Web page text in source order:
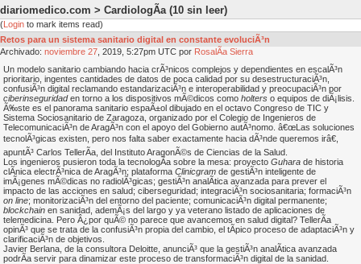
diariomedico.com > CardiologÃ­a (10 sin leer)
(Login to mark items read)
Retos para un sistema sanitario digital en constante evoluciÃ³n
Archivado: noviembre 27 , 2019, 5:27pm UTC por RosalÃ­a Sierra
Un modelo sanitario cambiando hacia crÃ³nicos complejos y dependientes en escalÃ³n
prioritario, ingentes cantidades de datos de poca calidad por su desestructuraciÃ³n,
confusiÃ³n digital reclamando estandarizaciÃ³n e interoperabilidad y preocupaciÃ³n por
ciberinseguridaden torno a los dispositivos mÃ©dicos como holters o equipos de diÃ¡lisis.
Ã‰ste es el panorama sanitario espaÃ±ol dibujado en el octavo Congreso de TIC y
Sistema Sociosanitario de Zaragoza, organizado por el Colegio de Ingenieros de
TelecomunicaciÃ³n de AragÃ³n con el apoyo del Gobierno autÃ³nomo. â€œLas soluciones
tecnolÃ³gicas existen, pero nos falta saber exactamente hacia dÃ³nde queremos irâ€,
apuntÃ³ Carlos TellerÃ­a, del Instituto AragonÃ©s de Ciencias de la Salud.
Los ingenieros pusieron toda la tecnologÃ­a sobre la mesa: proyecto Guhara de historia
clÃ­nica electrÃ³nica de AragÃ³n; plataforma Clinicgram de gestiÃ³n inteligente de
imÃ¡genes mÃ©dicas no radiolÃ³gicas; gestiÃ³n analÃ­tica avanzada para prever el
impacto de las acciones en salud; ciberseguridad; integraciÃ³n sociosanitaria; formaciÃ³n
on line; monitorizaciÃ³n del entorno del paciente; comunicaciÃ³n digital permanente;
blockchain en sanidad, ademÃ¡s del largo y ya veterano listado de aplicaciones de
telemedicina. Pero Â¿por quÃ© no parece que avancemos en salud digital? TellerÃ­a
opinÃ³ que se trata de la confusiÃ³n propia del cambio, el tÃ­pico proceso de adaptaciÃ³n y
clarificaciÃ³n de objetivos.
Javier Berlana, de la consultora Deloitte, anunciÃ³ que la gestiÃ³n analÃ­tica avanzada
podrÃ­a servir para dinamizar este proceso de transformaciÃ³n digital de la sanidad.